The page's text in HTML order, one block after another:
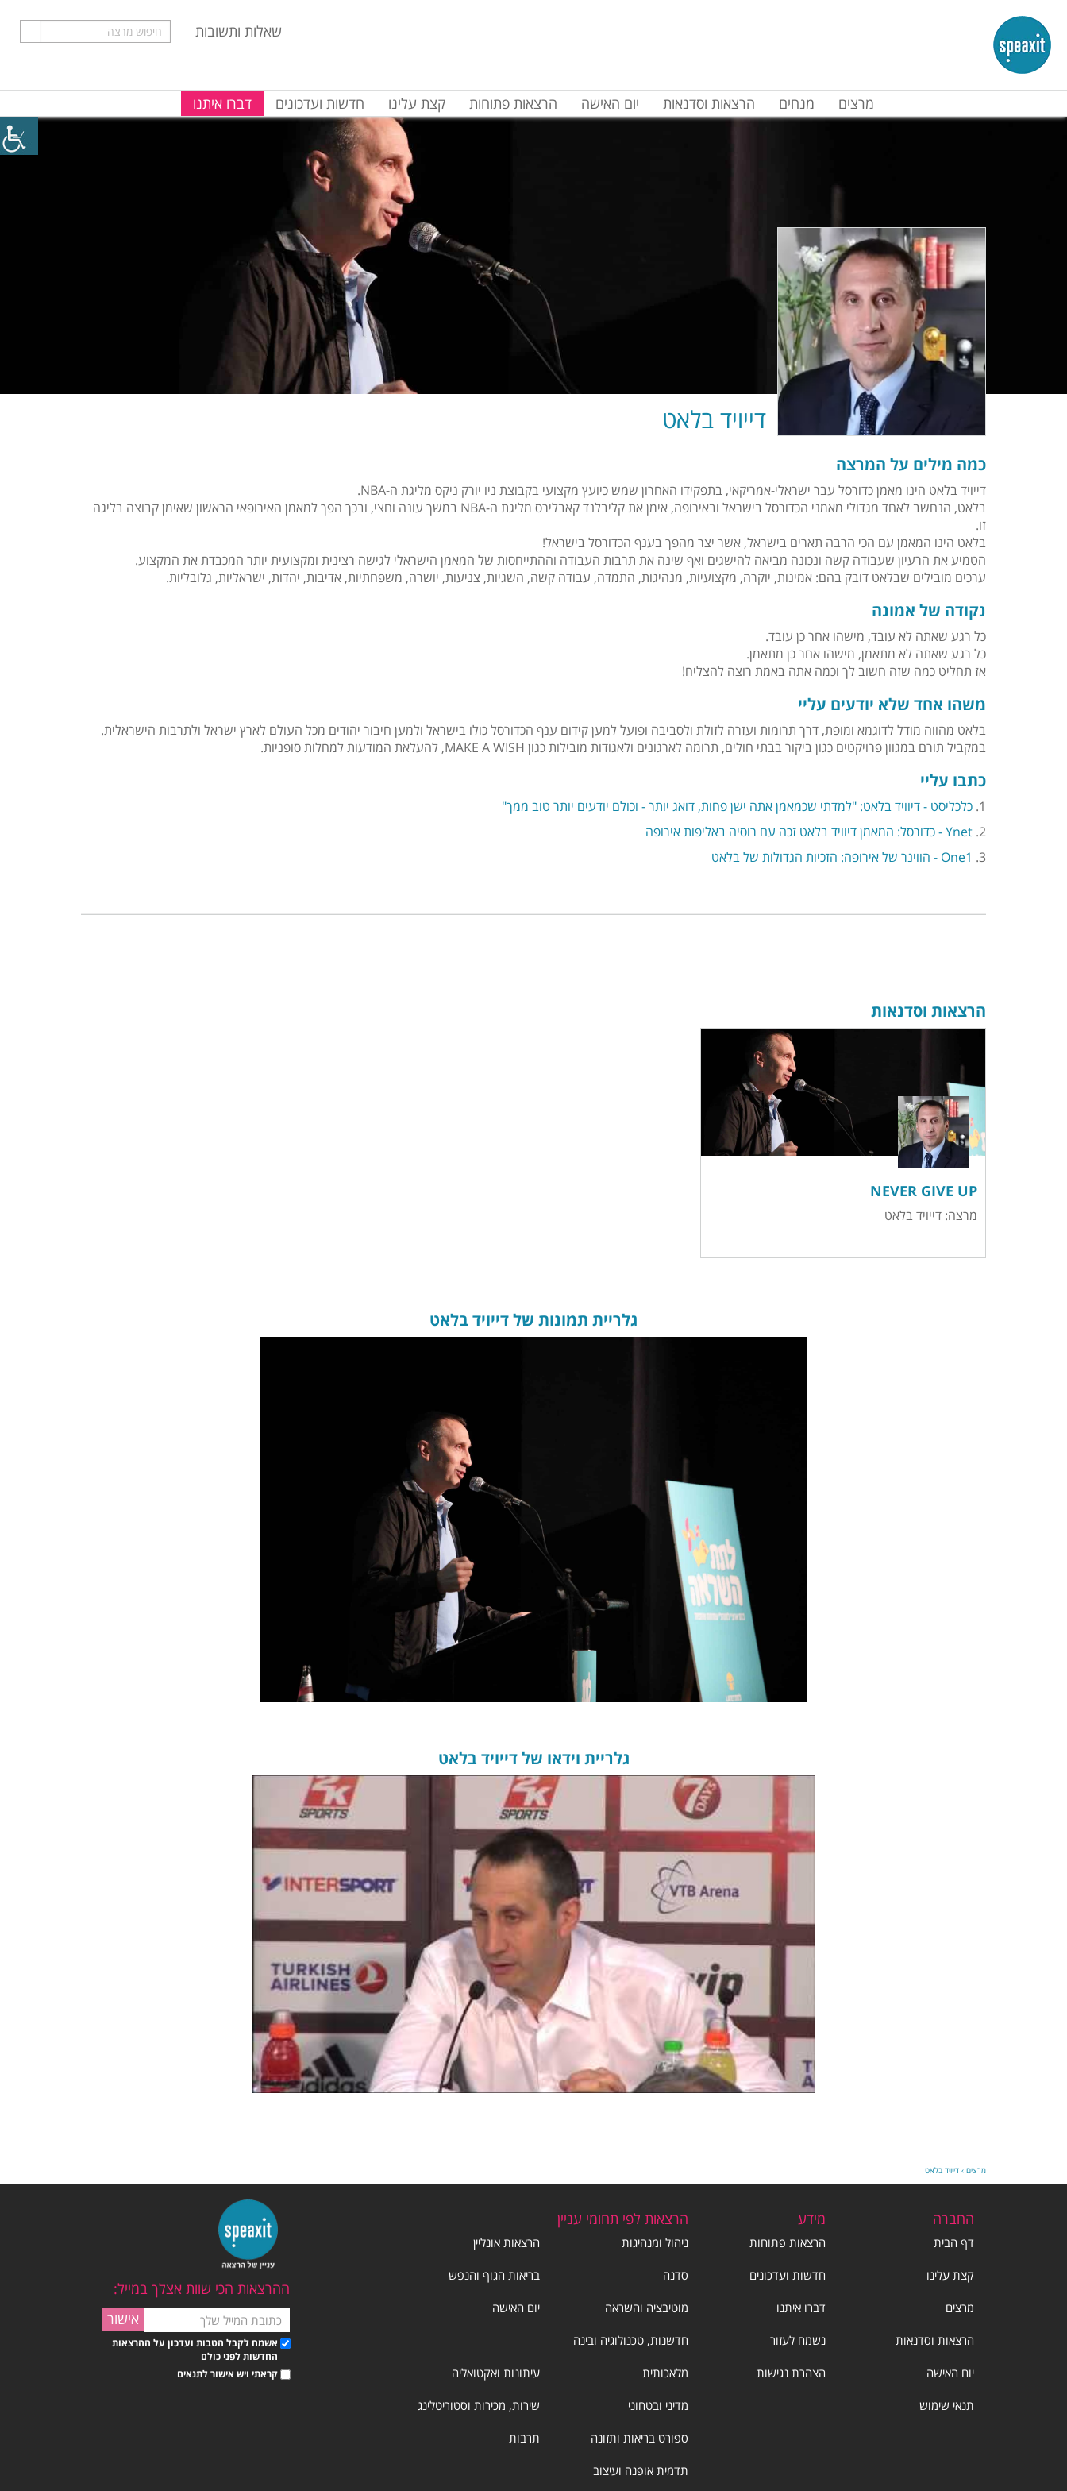
שאלות ותשובות
מרצים מנחים הרצאות וסדנאות יום האישה הרצאות פתוחות קצת עלינו חדשות ועדכונים דברו איתנו
דייויד בלאט
כמה מילים על המרצה
דייויד בלאט הינו מאמן כדורסל עבר ישראלי-אמריקאי, בתפקידו האחרון שמש כיועץ מקצועי בקבוצת ניו יורק ניקס מליגת ה-NBA.
בלאט, הנחשב לאחד מגדולי מאמני הכדורסל בישראל ובאירופה, אימן את קליבלנד קאבלירס מליגת ה-NBA במשך עונה וחצי, ובכך הפך למאמן האירופאי הראשון שאימן קבוצה בליגה
זו.
בלאט הינו המאמן עם הכי הרבה תארים בישראל, אשר יצר מהפך בענף הכדורסל בישראל!
הטמיע את הרעיון שעבודה קשה ונכונה מביאה להישגים ואף שינה את תרבות העבודה וההתייחסות של המאמן הישראלי לגישה רצינית ומקצועית יותר המכבדת את המקצוע.
ערכים מובילים שבלאט דובק בהם: אמינות, יוקרה, מקצועיות, מנהיגות, התמדה, עבודה קשה, השגיות, צניעות, יושרה, משפחתיות, אדיבות, יהדות, ישראליות, גלובליות.
נקודה של אמונה
כל רגע שאתה לא עובד, מישהו אחר כן עובד.
כל רגע שאתה לא מתאמן, מישהו אחר כן מתאמן.
אז תחליט כמה שזה חשוב לך וכמה אתה באמת רוצה להצליח!
משהו אחד שלא יודעים עליי
בלאט מהווה מודל לדוגמא ומופת, דרך תרומות ועזרה לזולת ולסביבה ופועל למען קידום ענף הכדורסל כולו בישראל ולמען חיבור יהודים מכל העולם לארץ ישראל ולתרבות הישראלית.
במקביל תורם במגוון פרויקטים כגון ביקור בבתי חולים, תרומה לארגונים ולאגודות מובילות כגון MAKE A WISH, להעלאת המודעות למחלות סופניות.
כתבו עליי
1. כלכליסט - דיוויד בלאט: "למדתי שכמאמן אתה ישן פחות, דואג יותר - וכולם יודעים יותר טוב ממך"
2. Ynet - כדורסל: המאמן דיוויד בלאט זכה עם רוסיה באליפות אירופה
3. One1 - הווינר של אירופה: הזכיות הגדולות של בלאט
הרצאות וסדנאות
NEVER GIVE UP
מרצה: דייויד בלאט
גלריית תמונות של דייויד בלאט
גלריית וידאו של דייויד בלאט
מרצים › דייויד בלאט
החברה
דף הבית
קצת עלינו
מרצים
הרצאות וסדנאות
יום האישה
תנאי שימוש
מידע
הרצאות פתוחות
חדשות ועדכונים
דברו איתנו
נשמח לעזור
הצהרת נגישות
הרצאות לפי תחומי עניין
ניהול ומנהיגות הרצאות אונליין
סדנה בריאות הגוף והנפש
מוטיבציה והשראה יום האישה
חדשנות, טכנולוגיה ובינה
מלאכותית עיתונות ואקטואליה
מדיני ובטחוני שירות, מכירות וסטוריטלינג
ספורט בריאות ותזונה תרבות
תדמית אופנה ועיצוב
ההרצאות הכי שוות אצלך במייל:
אשמח לקבל הטבות ועדכון על ההרצאות
החדשות לפני כולם
קראתי ויש אישור לתנאים